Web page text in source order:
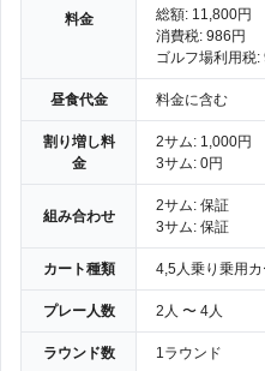
料金
総額: 11,800円
消費税: 986円
ゴルフ場利用税:
昼食代金 料金に含む
割り増し料
金
2サム: 1,000円
3サム: 0円
組み合わせ
2サム: 保証
3サム: 保証
カート種類 4,5人乗り乗用
プレー人数 2人 〜 4人
ラウンド数 1ラウンド